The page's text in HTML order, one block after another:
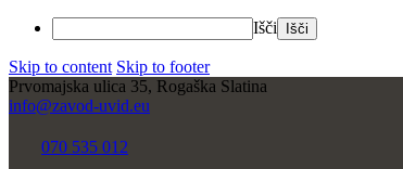
Išči
Skip to content Skip to footer
Prvomajska ulica 35, Rogaška Slatina
info@zavod-uvid.eu
070 535 012